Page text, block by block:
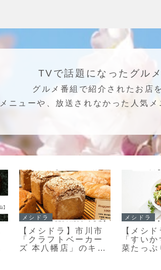
TVで話題になったグル
グルメ番組で紹介されたお店
ニューや、放送されなかった人気メ
メシドラ
【メシドラ】市川市
「クラフトベーカー
ズ 本八幡店」のキュ
メシドラ
【メシ
「すい
菜たっぷ